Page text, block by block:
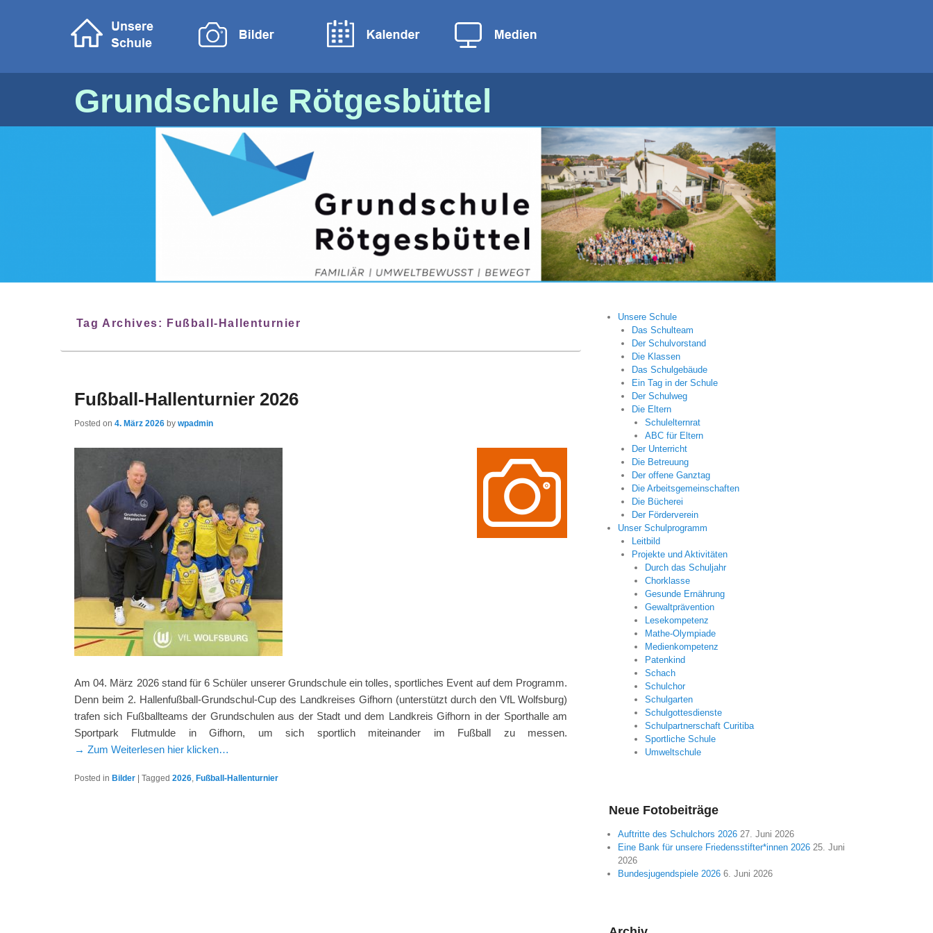
Grundschule Rötgesbüttel
Tag Archives: Fußball-Hallenturnier
Fußball-Hallenturnier 2026
Posted on 4. März 2026 by wpadmin
Am 04. März 2026 stand für 6 Schüler unserer Grundschule ein tolles, sportliches Event auf dem Programm.
Denn beim 2. Hallenfußball-Grundschul-Cup des Landkreises Gifhorn (unterstützt durch den VfL Wolfsburg)
trafen sich Fußballteams der Grundschulen aus der Stadt und dem Landkreis Gifhorn in der Sporthalle am
Sportpark Flutmulde in Gifhorn, um sich sportlich miteinander im Fußball zu messen.
→ Zum Weiterlesen hier klicken…
Posted in Bilder Tagged 2026, Fußball-Hallenturnier
Unsere Schule
Das Schulteam
Der Schulvorstand
Die Klassen
Das Schulgebäude
Ein Tag in der Schule
Der Schulweg
Die Eltern
Schulelternrat
ABC für Eltern
Der Unterricht
Die Betreuung
Der offene Ganztag
Die Arbeitsgemeinschaften
Die Bücherei
Der Förderverein
Unser Schulprogramm
Leitbild
Projekte und Aktivitäten
Durch das Schuljahr
Chorklasse
Gesunde Ernährung
Gewaltprävention
Lesekompetenz
Mathe-Olympiade
Medienkompetenz
Patenkind
Schach
Schulchor
Schulgarten
Schulgottesdienste
Schulpartnerschaft Curitiba
Sportliche Schule
Umweltschule
Neue Fotobeiträge
Auftritte des Schulchors 2026 27. Juni 2026
Eine Bank für unsere Friedensstifter*innen 2026 25. Juni
2026
Bundesjugendspiele 2026 6. Juni 2026